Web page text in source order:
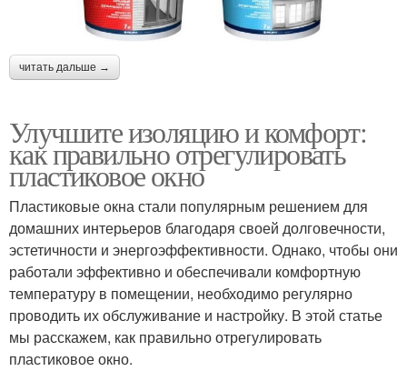
читать дальше →
Улучшите изоляцию и комфорт:
как правильно отрегулировать
пластиковое окно
Пластиковые окна стали популярным решением для
домашних интерьеров благодаря своей долговечности,
эстетичности и энергоэффективности. Однако, чтобы они
работали эффективно и обеспечивали комфортную
температуру в помещении, необходимо регулярно
проводить их обслуживание и настройку. В этой статье
мы расскажем, как правильно отрегулировать
пластиковое окно.